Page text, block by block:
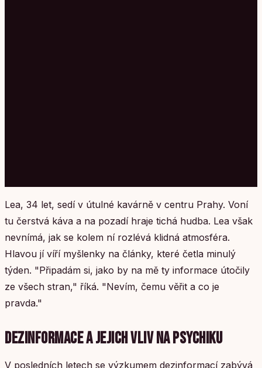
Lea, 34 let, sedí v útulné kavárně v centru Prahy. Voní
tu čerstvá káva a na pozadí hraje tichá hudba. Lea však
nevnímá, jak se kolem ní rozlévá klidná atmosféra.
Hlavou jí víří myšlenky na články, které četla minulý
týden. "Připadám si, jako by na mě ty informace útočily
ze všech stran," říká. "Nevím, čemu věřit a co je
pravda."
DEZINFORMACE A JEJICH VLIV NA PSYCHIKU
V posledních letech se výzkumem dezinformací zabývá